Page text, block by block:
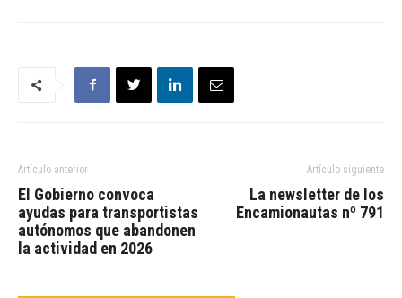
Artículo anterior
El Gobierno convoca
ayudas para transportistas
autónomos que abandonen
la actividad en 2026
Artículo siguiente
La newsletter de los
Encamionautas nº 791